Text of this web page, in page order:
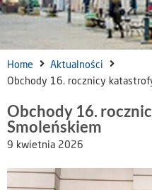
Home
Aktualności
Obchody 16. rocznicy
Obchody 16.
Smoleńskiem
9 kwietnia 2026